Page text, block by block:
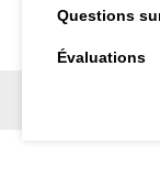
Questions
Évaluations